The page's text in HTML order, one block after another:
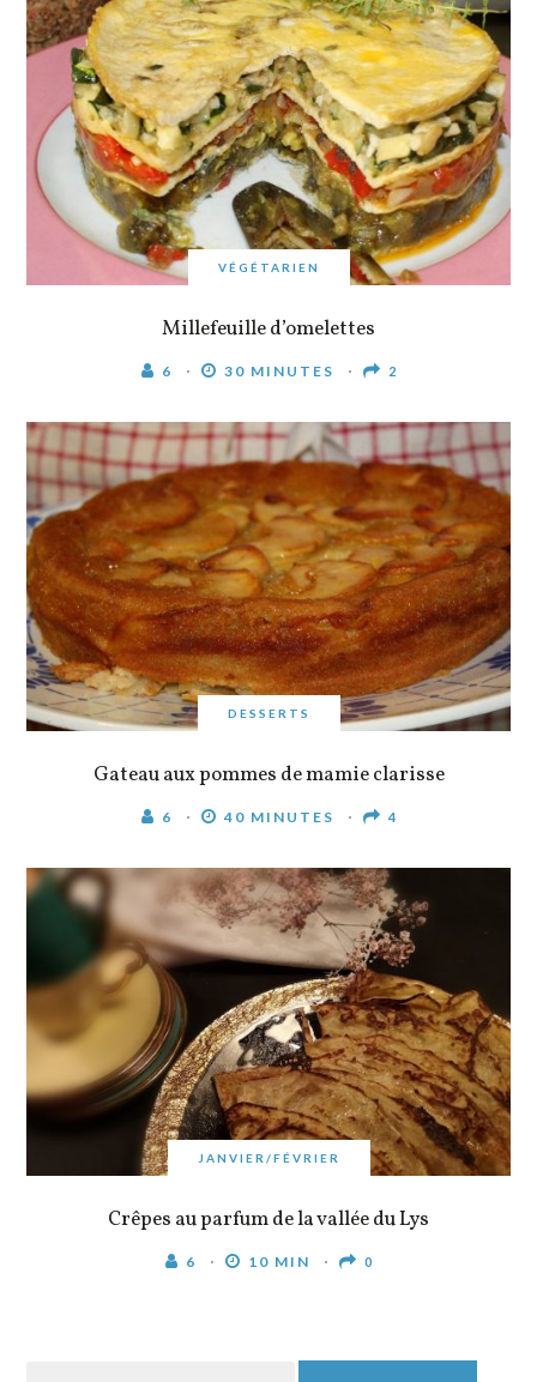
VÉGÉTARIEN
Millefeuille d’omelettes
6 30 MINUTES 2
DESSERTS
Gateau aux pommes de mamie clarisse
6 40 MINUTES 4
JANVIER/FÉVRIER
Crêpes au parfum de la vallée du Lys
6 10 MIN 0